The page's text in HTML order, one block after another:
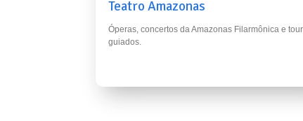
Teatro Amazonas
Óperas, concertos da Amazonas Filarmônica e
guiados.